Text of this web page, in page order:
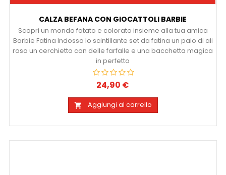
CALZA BEFANA CON GIOCATTOLI BARBIE
Scopri un mondo fatato e colorato insieme alla tua amica
Barbie Fatina Indossa lo scintillante set da fatina un paio di ali
rosa un cerchietto con delle farfalle e una bacchetta magica
in perfetto
Prezzo
24,90 €
 Aggiungi al carrello